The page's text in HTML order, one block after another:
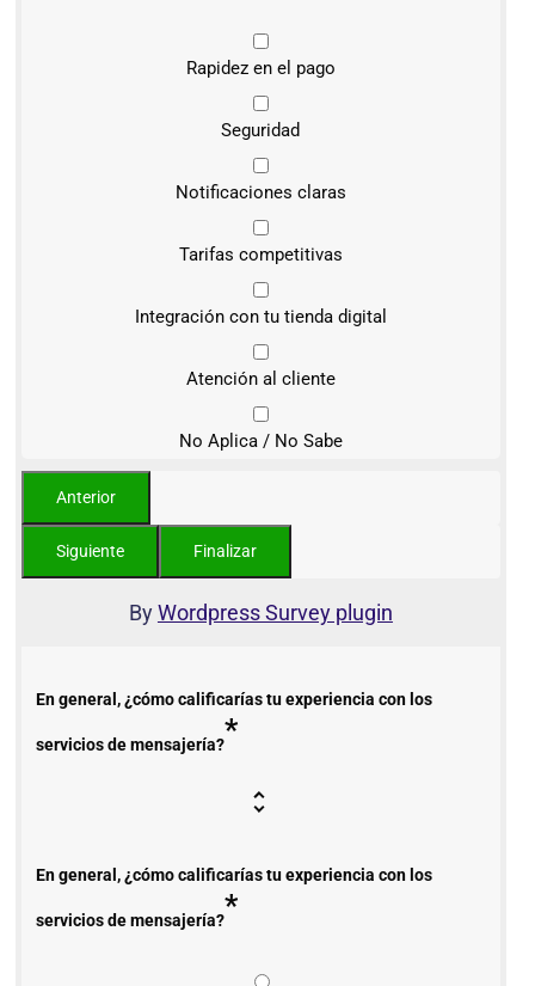
Rapidez en el pago
Seguridad
Notificaciones claras
Tarifas competitivas
Integración con tu tienda digital
Atención al cliente
No Aplica / No Sabe
ByWordpress Survey plugin
En general, ¿cómo calificarías tu experiencia con los
servicios de mensajería?*
En general, ¿cómo calificarías tu experiencia con los
servicios de mensajería?*